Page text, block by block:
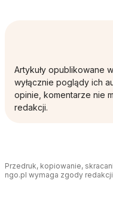
Artykuły opublikowane
wyłącznie poglądy ich
opinie, komentarze nie
redakcji.
Przedruk, kopiowanie,
ngo.pl wymaga zgody